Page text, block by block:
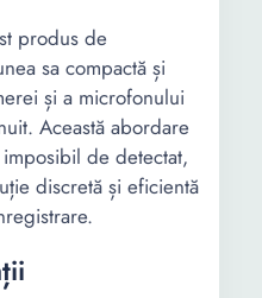
produs de
sa compactă și
și a microfonului
Această abordare
de detectat,
discretă și eficientă